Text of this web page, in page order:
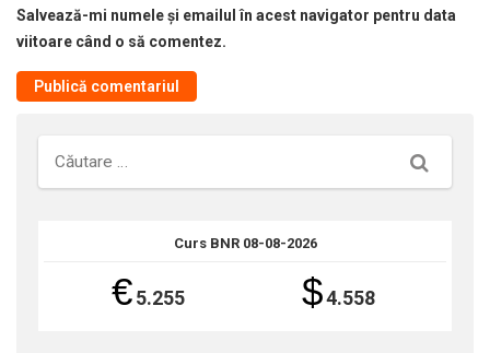
Salvează-mi numele și emailul în acest navigator pentru data
viitoare când o să comentez.
Căutare
Curs BNR 08-08-2026
€5.255 $4.558